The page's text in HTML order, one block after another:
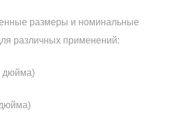
размеры и номинальные
различных применений:
дюйма)